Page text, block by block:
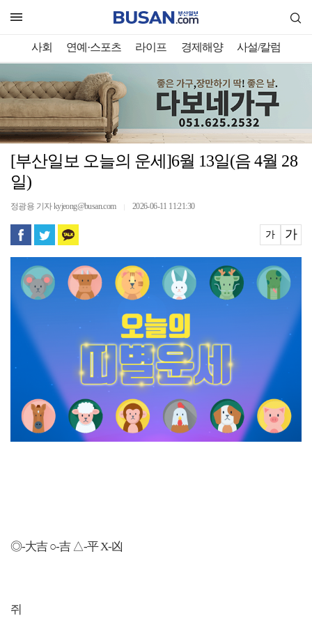
사회 연예·스포츠 라이프 경제해양 사설/칼럼
[부산일보 오늘의 운세]6월 13일(음 4월 28
일)
정광용 기자 kyjeong@busan.com 2026-06-11 11:21:30
가 가
◎-大吉 ○-吉 △-平 X-凶
쥐